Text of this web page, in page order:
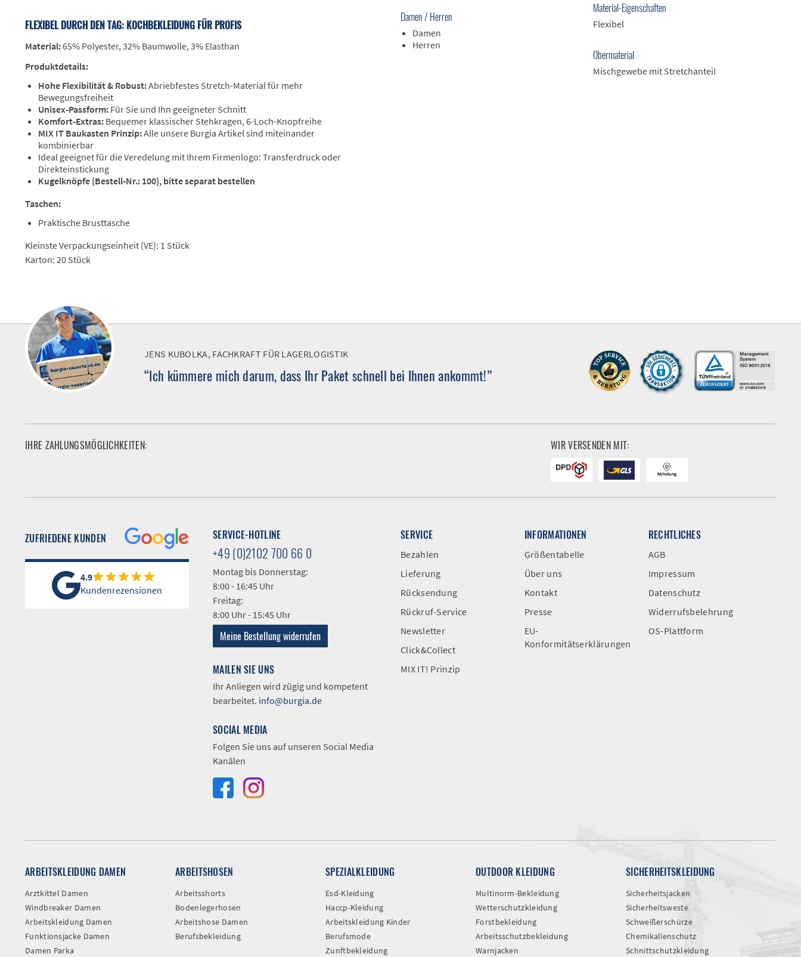
FLEXIBEL DURCH DEN TAG: KOCHBEKLEIDUNG FÜR PROFIS
Material:65% Polyester, 32% Baumwolle, 3% Elasthan
Produktdetails:
Hohe Flexibilität & Robust:Abriebfestes Stretch-Material für mehr
Bewegungsfreiheit
Unisex-Passform: Für Sie und Ihn geeigneter Schnitt
Komfort-Extras: Bequemer klassischer Stehkragen, 6-Loch-Knopfreihe
MIX IT Baukasten Prinzip:Alle unsere Burgia Artikel sind miteinander
kombinierbar
Ideal geeignet für die Veredelung mit Ihrem Firmenlogo: Transferdruck oder
Direkteinstickung
Kugelknöpfe (Bestell-Nr.: 100), bitte separat bestellen
Taschen:
Praktische Brusttasche
Kleinste Verpackungseinheit (VE): 1 Stück
Karton: 20 Stück
Damen / Herren
Damen
Herren
Material-Eigenschaften
Flexibel
Obermaterial
Mischgewebe mit Stretchanteil
JENS KUBOLKA, FACHKRAFT FÜR LAGERLOGISTIK
“Ich kümmere mich darum, dass Ihr Paket schnell bei Ihnen ankommt!”
IHRE ZAHLUNGSMÖGLICHKEITEN: WIR VERSENDEN MIT:
ZUFRIEDENE KUNDEN
4.9
Kundenrezensionen
SERVICE-HOTLINE
+49 (0)2102 700 66 0
Montag bis Donnerstag:
8:00 - 16:45 Uhr
Freitag:
8:00 Uhr - 15:45 Uhr
Meine Bestellung widerrufen
MAILEN SIE UNS
Ihr Anliegen wird zügig und kompetent
bearbeitet. info@burgia.de
SOCIAL MEDIA
Folgen Sie uns auf unseren Social Media
Kanälen
SERVICE
Bezahlen
Lieferung
Rücksendung
Rückruf-Service
Newsletter
Click&Collect
MIX IT! Prinzip
INFORMATIONEN
Größentabelle
Über uns
Kontakt
Presse
EU-
Konformitätserklärungen
RECHTLICHES
AGB
Impressum
Datenschutz
Widerrufsbelehrung
OS-Plattform
ARBEITSKLEIDUNG DAMEN
Arztkittel Damen
Windbreaker Damen
Arbeitskleidung Damen
Funktionsjacke Damen
Damen Parka
ARBEITSHOSEN
Arbeitsshorts
Bodenlegerhosen
Arbeitshose Damen
Berufsbekleidung
SPEZIALKLEIDUNG
Esd-Kleidung
Haccp-Kleidung
Arbeitskleidung Kinder
Berufsmode
Zunftbekleidung
OUTDOOR KLEIDUNG
Multinorm-Bekleidung
Wetterschutzkleidung
Forstbekleidung
Arbeitsschutzbekleidung
Warnjacken
SICHERHEITSKLEIDUNG
Sicherheitsjacken
Sicherheitsweste
Schweißerschürze
Chemikalienschutz
Schnittschutzkleidung